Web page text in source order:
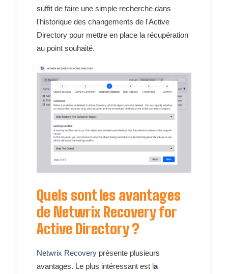
suffit de faire une simple recherche dans
l'historique des changements de l'Active
Directory pour mettre en place la récupération
au point souhaité.
Quels sont les avantages
de Netwrix Recovery for
Active Directory ?
Netwrix Recovery présente plusieurs
avantages. Le plus intéressant est la